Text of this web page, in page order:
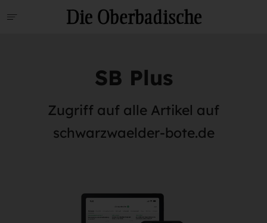
SB Plus
Zugriff auf alle Artikel auf
schwarzwaelder-bote.de